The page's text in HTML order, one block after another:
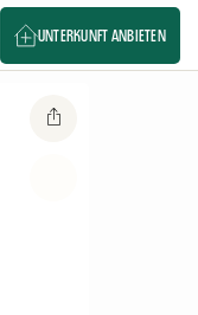
UNTERKUNFT ANBIETEN